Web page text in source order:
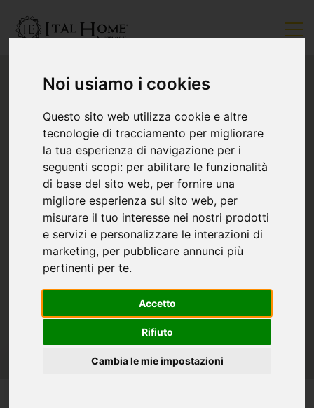
Noi usiamo i cookies
Questo sito web utilizza cookie e altre
tecnologie di tracciamento per migliorare
la tua esperienza di navigazione per i
seguenti scopi: per abilitare le funzionalità
di base del sito web, per fornire una
migliore esperienza sul sito web, per
misurare il tuo interesse nei nostri prodotti
e servizi e personalizzare le interazioni di
marketing, per pubblicare annunci più
pertinenti per te.
Accetto
Rifiuto
Cambia le mie impostazioni